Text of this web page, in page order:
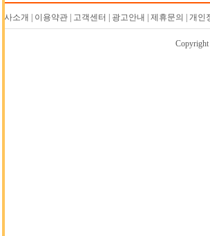
회사소개 | 이용약관 | 고객센터 | 광고안내 | 제휴문의 | 개
Copyright